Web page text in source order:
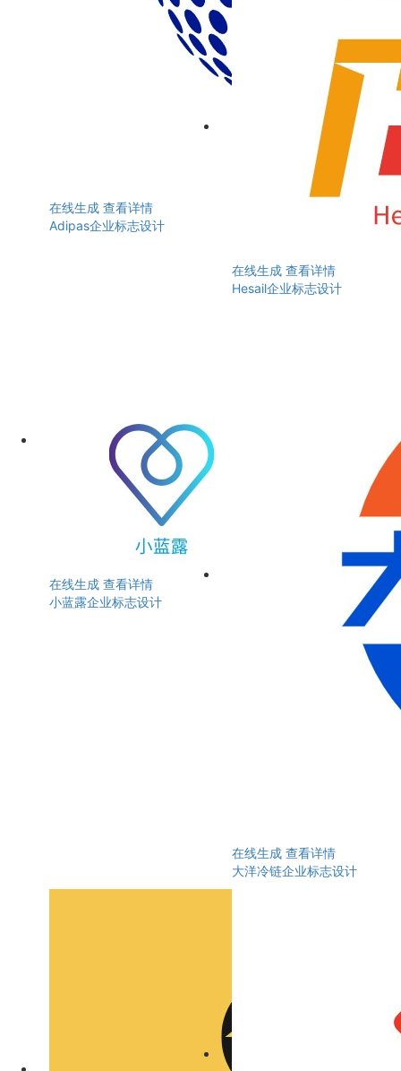
在线生成 查看详情
Adipas企业标志设计
在线生成 查看详情
Hesail企业标志设计
在线生成 查看详情
小蓝露企业标志设计
在线生成 查看详情
大洋冷链企业标志设计